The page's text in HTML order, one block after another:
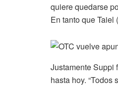
quiere quedarse
En tanto que Taiel
Justamente Suppi
hasta hoy.